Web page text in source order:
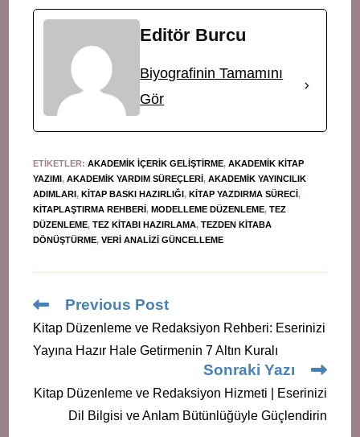
Editör Burcu
Biyografinin Tamamını
Gör
ETIKETLER:AKADEMIK IÇERIK GELIŞTIRME, AKADEMIK KITAP
YAZIMI, AKADEMIK YARDIM SÜREÇLERI, AKADEMIK YAYINCILIK
ADIMLARI, KITAP BASKI HAZIRLIĞI, KITAP YAZDIRMA SÜRECI,
KITAPLAŞTIRMA REHBERI, MODELLEME DÜZENLEME, TEZ
DÜZENLEME, TEZ KITABI HAZIRLAMA, TEZDEN KITABA
DÖNÜŞTÜRME, VERI ANALIZI GÜNCELLEME
Read
more
articles
Previous Post
Kitap Düzenleme ve Redaksiyon Rehberi: Eserinizi
Yayına Hazır Hale Getirmenin 7 Altın Kuralı
Sonraki Yazı
Kitap Düzenleme ve Redaksiyon Hizmeti | Eserinizi
Dil Bilgisi ve Anlam Bütünlüğüyle Güçlendirin